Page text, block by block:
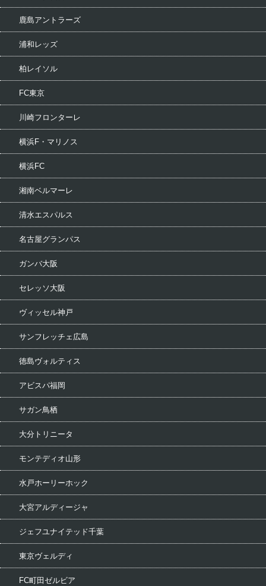
鹿島アントラーズ
浦和レッズ
柏レイソル
FC東京
川崎フロンターレ
横浜F・マリノス
横浜FC
湘南ベルマーレ
清水エスパルス
名古屋グランパス
ガンバ大阪
セレッソ大阪
ヴィッセル神戸
サンフレッチェ広島
徳島ヴォルティス
アビスパ福岡
サガン鳥栖
大分トリニータ
モンテディオ山形
水戸ホーリーホック
大宮アルディージャ
ジェフユナイテッド千葉
東京ヴェルディ
FC町田ゼルビア